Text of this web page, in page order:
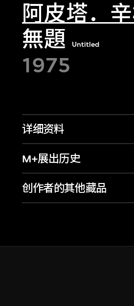
阿皮塔．
無題 Untitled
1975
详细资料
M+展出历史
创作者的其他藏品